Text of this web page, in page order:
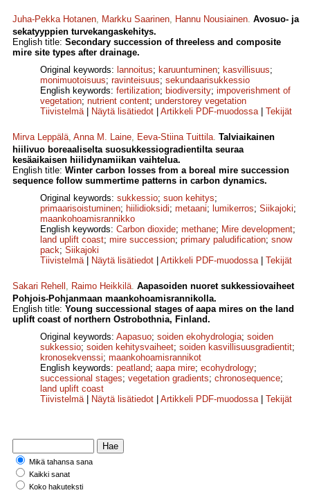
Juha-Pekka Hotanen, Markku Saarinen, Hannu Nousiainen. Avosuo- ja
sekatyyppien turvekangaskehitys.
English title: Secondary succession of threeless and composite
mire site types after drainage.
Original keywords: lannoitus; karuuntuminen; kasvillisuus;
monimuotoisuus; ravinteisuus; sekundaarisukkessio
English keywords: fertilization; biodiversity; impoverishment of
vegetation; nutrient content; understorey vegetation
Tiivistelmä| Näytä lisätiedot Artikkeli PDF-muodossa| Tekijät
Mirva Leppälä, Anna M. Laine, Eeva-Stiina Tuittila. Talviaikainen
hiilivuo boreaaliselta suosukkessiogradientilta seuraa
kesäaikaisen hiilidynamiikan vaihtelua.
English title: Winter carbon losses from a boreal mire succession
sequence follow summertime patterns in carbon dynamics.
Original keywords: sukkessio; suon kehitys;
primaarisoistuminen; hiilidioksidi; metaani; lumikerros; Siikajoki;
maankohoamisrannikko
English keywords: Carbon dioxide; methane; Mire development;
land uplift coast; mire succession; primary paludification; snow
pack; Siikajoki
Tiivistelmä| Näytä lisätiedot Artikkeli PDF-muodossa| Tekijät
Sakari Rehell , Raimo Heikkilä. Aapasoiden nuoret sukkessiovaiheet
Pohjois-Pohjanmaan maankohoamisrannikolla.
English title: Young successional stages of aapa mires on the land
uplift coast of northern Ostrobothnia, Finland.
Original keywords: Aapasuo; soiden ekohydrologia; soiden
sukkessio; soiden kehitysvaiheet; soiden kasvillisuusgradientit;
kronosekvenssi; maankohoamisrannikot
English keywords: peatland; aapa mire; ecohydrology;
successional stages; vegetation gradients; chronosequence;
land uplift coast
Tiivistelmä| Näytä lisätiedot Artikkeli PDF-muodossa| Tekijät
Mikä tahansa sana
Kaikki sanat
Koko hakuteksti